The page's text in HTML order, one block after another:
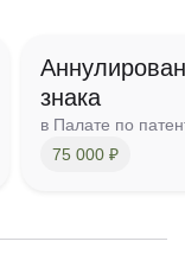
знака
в Палате по
75 000 ₽